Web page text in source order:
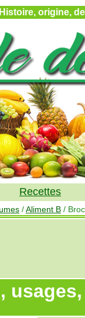
origine,
Recettes
/Aliment B /